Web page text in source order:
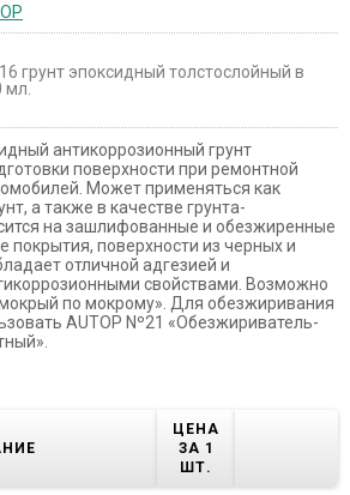
грунт эпоксидный толстослойный в
антикоррозионный грунт
поверхности при ремонтной
Может применяться как
а также в качестве грунта-
на зашлифованные и обезжиренные
покрытия, поверхности из черных и
отличной адгезией и
свойствами. Возможно
по мокрому». Для обезжиривания
AUTOP Nº21 «Обезжириватель-
ЦЕНА
ЗА 1
ШТ.